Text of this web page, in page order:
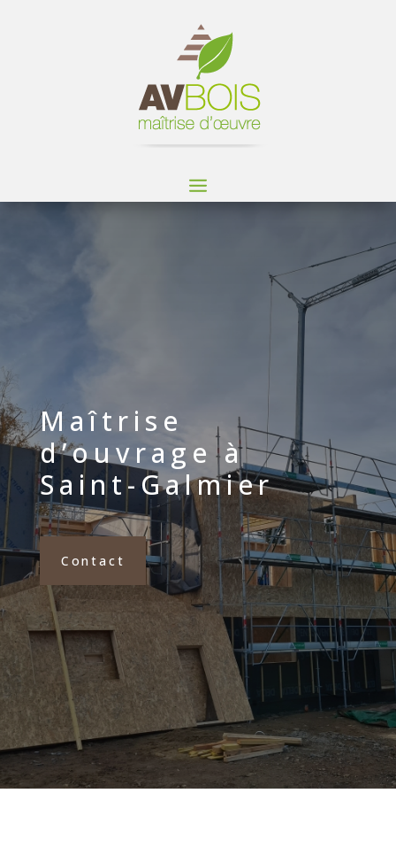
Maîtrise
d’ouvrage à
Saint-Galmier
Contact